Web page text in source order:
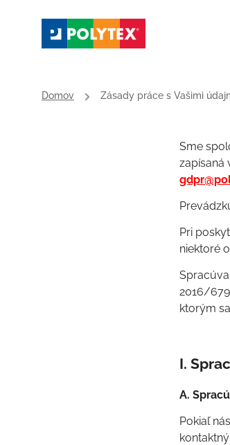
Domov / Zásady práce s Vašimi
Sme
zapísaná
Pri
niektoré
2016/
ktorým
I.
A.
Pokiaľ